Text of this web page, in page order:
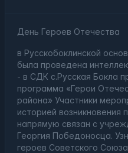
День Героев Отечества
в Русскобоклинской
была проведена
- в СДК с.Русская Бокла
программа «Герои
района» Участники
историей возникновения
напрямую связан с
Георгия Победоносца.
героев Советского